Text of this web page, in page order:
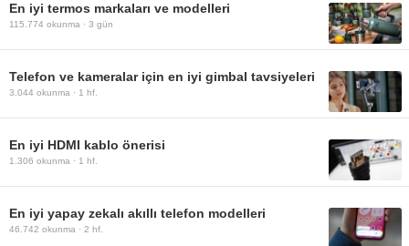
En iyi termos markaları ve modelleri
115.774 okunma · 3 gün
Telefon ve kameralar için en iyi gimbal tavsiyeleri
3.044 okunma · 1 hf.
En iyi HDMI kablo önerisi
1.306 okunma · 1 hf.
En iyi yapay zekalı akıllı telefon modelleri
46.742 okunma · 2 hf.